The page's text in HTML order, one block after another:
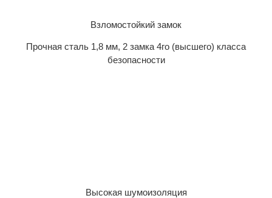
Взломостойкий замок
Прочная сталь 1,8 мм, 2 замка 4го (высшего) класса
безопасности
Высокая шумоизоляция